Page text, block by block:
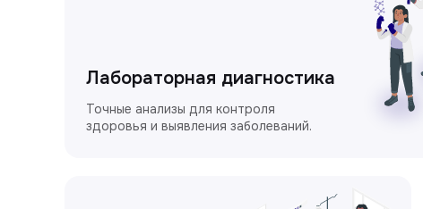
Лабораторная диагностика
Точные анализы для контроля
здоровья и выявления заболеваний.